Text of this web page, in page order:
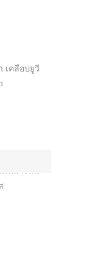
เคลือบยูวี
เหมาะสม